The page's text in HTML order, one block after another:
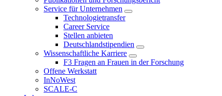
Service für Unternehmen
Technologietransfer
Career Service
Stellen anbieten
Deutschlandstipendien
Wissenschaftliche Karriere
F3 Fragen an Frauen in der Forschung
Offene Werkstatt
InNoWest
SCALE-C